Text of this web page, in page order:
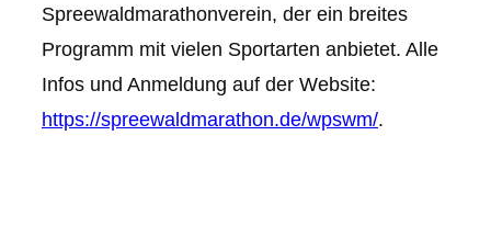
Spreewaldmarathonverein, der ein breites
Programm mit vielen Sportarten anbietet. Alle
Infos und Anmeldung auf der Website:
https://spreewaldmarathon.de/wpswm/.